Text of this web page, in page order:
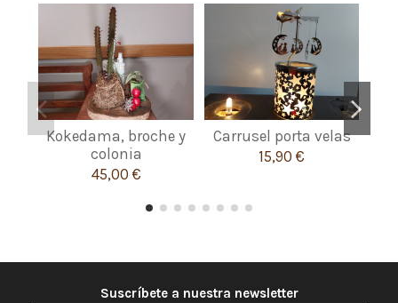
Kokedama, broche y
colonia
45,00 €
Carrusel porta velas
15,90 €
Suscríbete a nuestra newsletter